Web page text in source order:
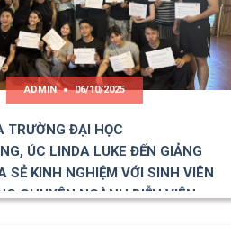
ADMIN 06/10/2025
TRƯỜNG ĐẠI HỌC
ÚC LINDA LUKE ĐẾN GIẢNG
SẺ KINH NGHIỆM VỚI SINH VIÊN
CHUYÊN NGÀNH DIỄN VIÊN